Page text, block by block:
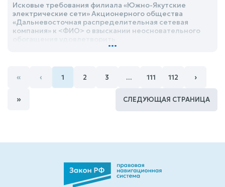
Исковые требования филиала «Южно-Якутские
электрические сети» Акционерного общества
«Дальневосточная распределительная сетевая
компания» к <ФИО> о взыскании неосновательного
...
« ‹ 1 2 3 … 111 112 ›
» СЛЕДУЮЩАЯ СТРАНИЦА